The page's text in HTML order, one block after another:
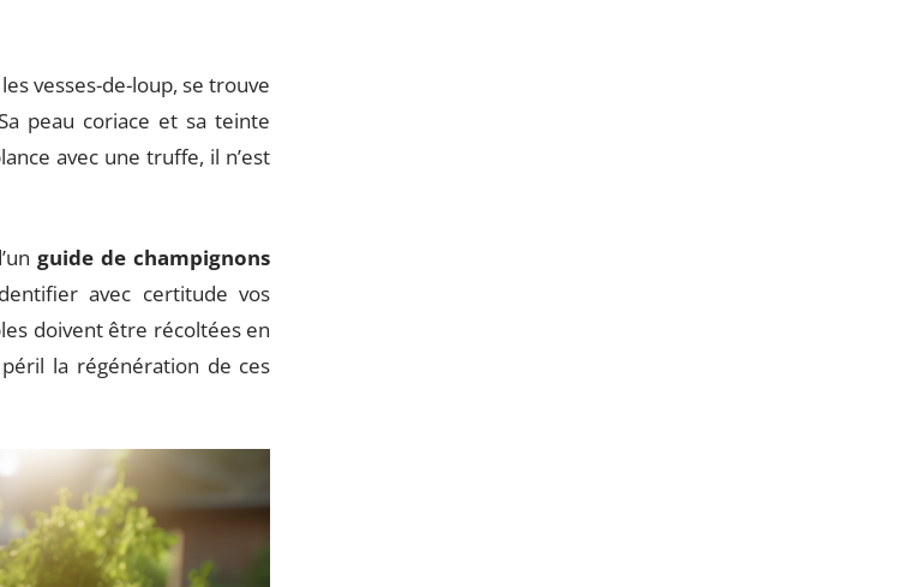
vesses-de-loup, se trouve
peau coriace et sa teinte
avec une truffe, il n’est
guide de champignons
avec certitude vos
doivent être récoltées en
la régénération de ces